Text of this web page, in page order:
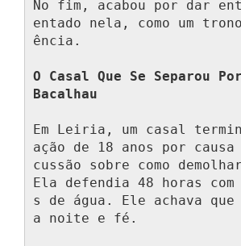
No fim, acabou por dar
entado nela, como um
ência.
O Casal Que Se Separou
Bacalhau
Em Leiria, um casal
ação de 18 anos por causa
cussão sobre como
Ela defendia 48 horas
s de água. Ele achava que
a noite e fé.